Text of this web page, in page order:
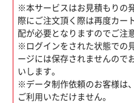
※本サービスはお見積もりの
際にご注文頂く際は再度カー
配が必要となりますのでご注
※ログインをされた状態での
ージには保存されませんので
いします。
※データ制作依頼のお客様は
ご利用いただけません。